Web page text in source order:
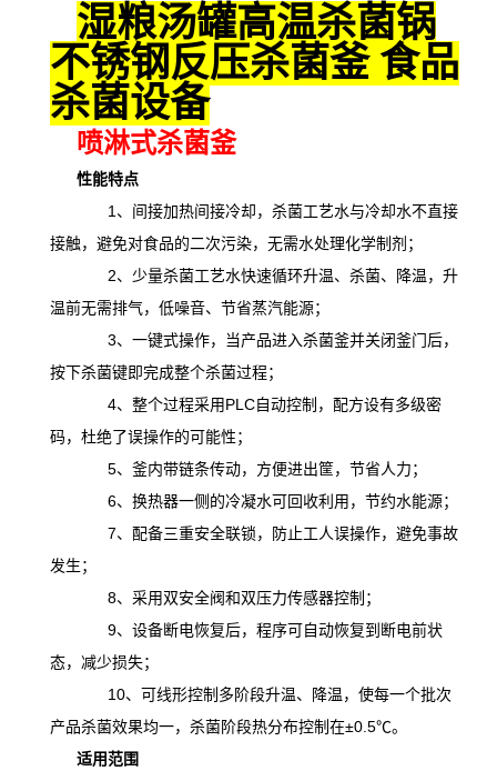
湿粮汤罐高温杀菌锅
不锈钢反压杀菌釜 食品
杀菌设备
喷淋式杀菌釜
性能特点
1、间接加热间接冷却，杀菌工艺水与冷却水不直接
接触，避免对食品的二次污染，无需水处理化学制剂；
2、少量杀菌工艺水快速循环升温、杀菌、降温，升
温前无需排气，低噪音、节省蒸汽能源；
3、一键式操作，当产品进入杀菌釜并关闭釜门后，
按下杀菌键即完成整个杀菌过程；
4、整个过程采用PLC自动控制，配方设有多级密
码，杜绝了误操作的可能性；
5、釜内带链条传动，方便进出筐，节省人力；
6、换热器一侧的冷凝水可回收利用，节约水能源；
7、配备三重安全联锁，防止工人误操作，避免事故
发生；
8、采用双安全阀和双压力传感器控制；
9、设备断电恢复后，程序可自动恢复到断电前状
态，减少损失；
10、可线形控制多阶段升温、降温， 使每一个批次
产品杀菌效果均一，杀菌阶段热分布控制在±0.5℃。
适用范围